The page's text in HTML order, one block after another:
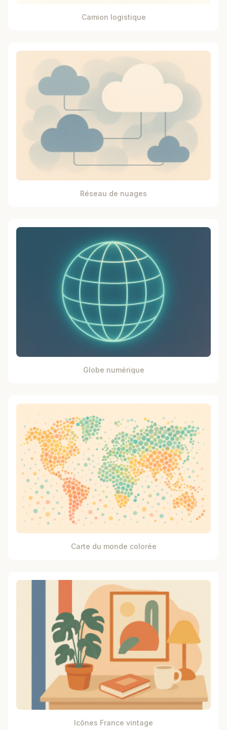
Camion logistique
Réseau de nuages
Globe numérique
Carte du monde colorée
Icônes France vintage